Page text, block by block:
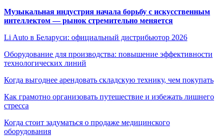
Музыкальная индустрия начала борьбу с искусственным
интеллектом — рынок стремительно меняется
Li Auto в Беларуси: официальный дистрибьютор 2026
Оборудование для производства: повышение эффективности
технологических линий
Когда выгоднее арендовать складскую технику, чем покупать
Как грамотно организовать путешествие и избежать лишнего
стресса
Когда стоит задуматься о продаже медицинского
оборудования